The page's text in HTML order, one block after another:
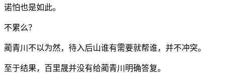
诺怕也是如此。
不累么？
蔺青川不以为然，待入后山谁有需要就帮谁，并不冲突。
至于结果，百里晟并没有给蔺青川明确答复。